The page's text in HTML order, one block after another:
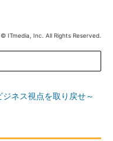
ITmedia, Inc. All Rights Reserved.
ネス視点を取り戻せ～